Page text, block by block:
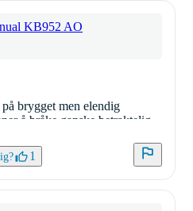
KB952 AO
brygget men elendig
å bråke ganske betraktelig
lenger og lenger tid før den
3 som går i søppla på 6 år så
for min del.
1